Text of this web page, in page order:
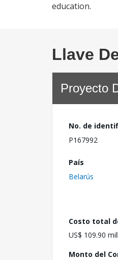
education.
Llave
Proyecto
No. de
P167992
País
Belarús
Costo total
US$ 109.90
Monto del